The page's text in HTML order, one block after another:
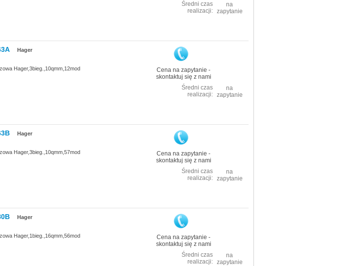
na
zapytanie
Średni czas
realizacji:
Hager
Hager,3bieg.,10qmm,12mod
Cena na zapytanie -
skontaktuj się z nami
na
zapytanie
Średni czas
realizacji:
Hager
Hager,3bieg.,10qmm,57mod
Cena na zapytanie -
skontaktuj się z nami
na
zapytanie
Średni czas
realizacji:
Hager
Hager,1bieg.,16qmm,56mod
Cena na zapytanie -
skontaktuj się z nami
na
zapytanie
Średni czas
realizacji: